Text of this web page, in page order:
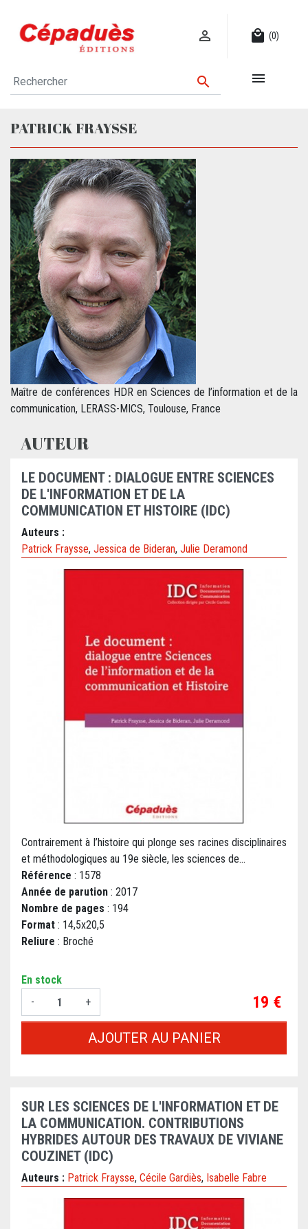
 local_mall (0)
 
PATRICK FRAYSSE
Maître de conférences HDR en Sciences de l’information et de la
communication, LERASS-MICS, Toulouse, France
AUTEUR
LE DOCUMENT : DIALOGUE ENTRE SCIENCES
DE L'INFORMATION ET DE LA
COMMUNICATION ET HISTOIRE (IDC)
Auteurs :
Patrick Fraysse, Jessica de Bideran, Julie Deramond
Contrairement à l’histoire qui plonge ses racines disciplinaires
et méthodologiques au 19e siècle, les sciences de...
Référence : 1578
Année de parution : 2017
Nombre de pages : 194
Format : 14,5x20,5
Reliure : Broché
En stock
-
+ Prix
19 €
AJOUTER AU PANIER
SUR LES SCIENCES DE L'INFORMATION ET DE
LA COMMUNICATION. CONTRIBUTIONS
HYBRIDES AUTOUR DES TRAVAUX DE VIVIANE
COUZINET (IDC)
Auteurs : Patrick Fraysse, Cécile Gardiès, Isabelle Fabre